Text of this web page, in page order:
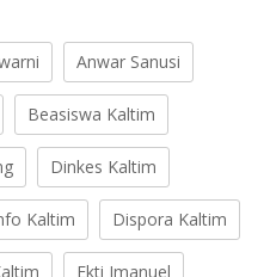
Anwar Sanusi
Beasiswa Kaltim
Dinkes Kaltim
Kaltim Dispora Kaltim
Ekti Imanuel